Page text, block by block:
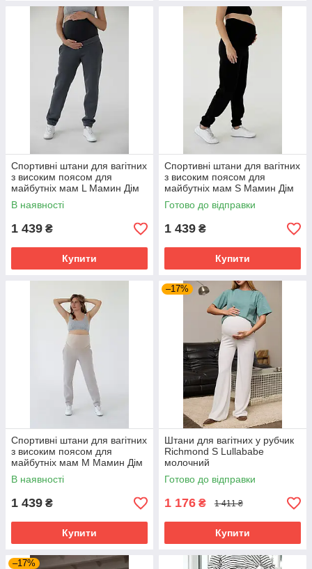
Спортивні штани для вагітних
з високим поясом для
майбутніх мам L Мамин Дім
графитовий
В наявності
1 439 ₴
Купити
Спортивні штани для вагітних
з високим поясом для
майбутніх мам S Мамин Дім
чорний
Готово до відправки
1 439 ₴
Купити
Спортивні штани для вагітних
з високим поясом для
майбутніх мам M Мамин Дім
бежевий
В наявності
1 439 ₴
Купити
–17%
Штани для вагітних у рубчик
Richmond S Lullababe
молочний
Готово до відправки
1 176 ₴ 1 411 ₴
Купити
–17%